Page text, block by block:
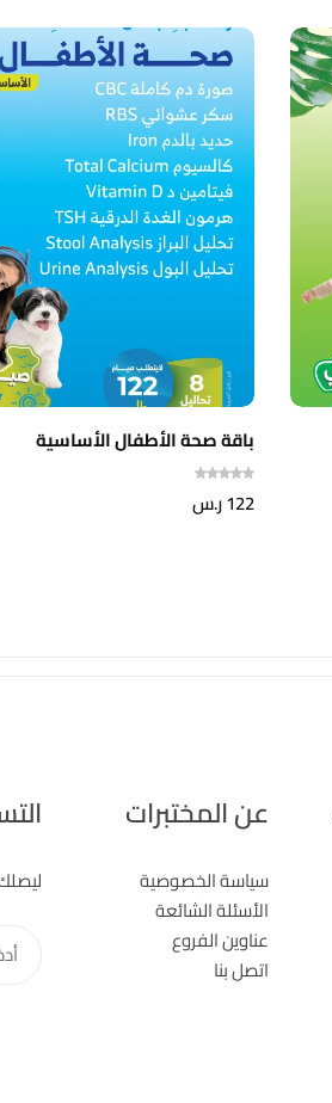
باقة صحة الأطفال الأساسية
122ر.س
عن المختبرات
سياسة الخصوصية
الأسئلة الشائعة
عناوين الفروع
اتصل بنا